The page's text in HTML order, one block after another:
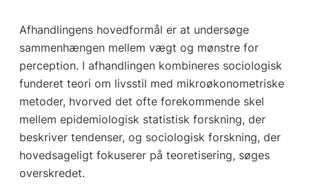
Afhandlingens hovedformål er at undersøge
sammenhængen mellem vægt og mønstre for
perception. I afhandlingen kombineres sociologisk
funderet teori om livsstil med mikroøkonometriske
metoder, hvorved det ofte forekommende skel
mellem epidemiologisk statistisk forskning, der
beskriver tendenser, og sociologisk forskning, der
hovedsageligt fokuserer på teoretisering, søges
overskredet.